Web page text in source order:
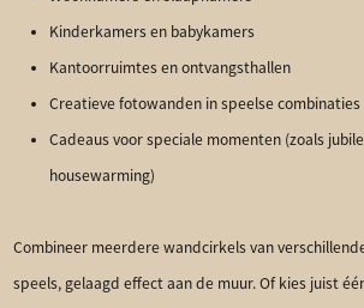
Kinderkamers en babykamers
Kantoorruimtes en ontvangsthallen
Creatieve fotowanden in speelse combinaties
Cadeaus voor speciale momenten (zoals
housewarming)
Combineer meerdere wandcirkels van
speels, gelaagd effect aan de muur. Of kies juist